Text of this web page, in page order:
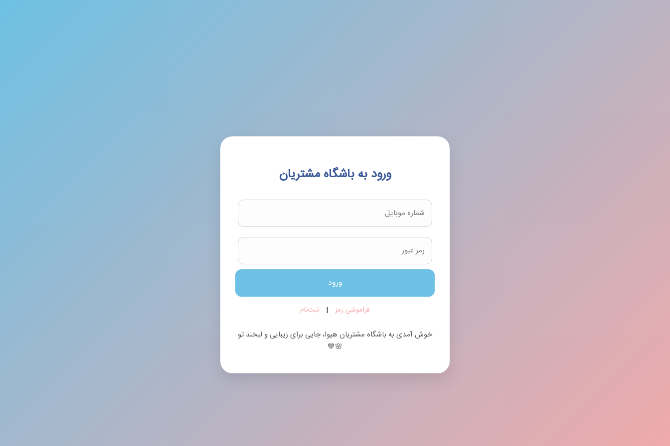
ورود به باشگاه مشتریان
ورود
فراموشی رمز | ثبت‌نام
خوش آمدی به باشگاه مشتریان هیوا، جایی برای زیبایی و لبخند تو
🌸💙